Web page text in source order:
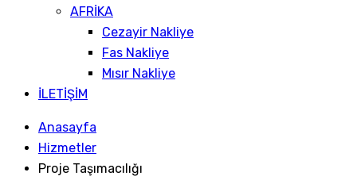
AFRİKA
Cezayir Nakliye
Fas Nakliye
Mısır Nakliye
İLETİŞİM
Anasayfa
Hizmetler
Proje Taşımacılığı